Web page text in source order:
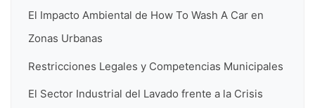
El Impacto Ambiental de How To Wash A Car en
Zonas Urbanas
Restricciones Legales y Competencias Municipales
El Sector Industrial del Lavado frente a la Crisis